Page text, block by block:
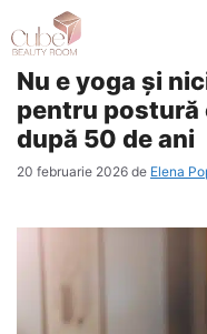
la
conținut
Nu e yoga și
pentru postură
după 50 de ani
20 februarie 2026 de Elena